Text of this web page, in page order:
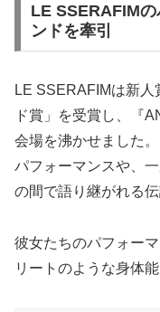
LE SSERAFIM
ンドを牽引
LE SSERAFIMは新
ド賞」を受賞し、『
会場を沸かせました
パフォーマンスや、
の間で語り継がれる
彼女たちのパフォー
リートのような身体